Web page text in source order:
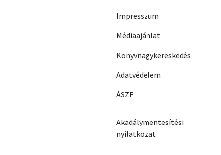
Impresszum
Médiaajánlat
Könyvnagykereskedés
Adatvédelem
ÁSZF
Akadálymentesítési
nyilatkozat